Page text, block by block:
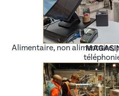
Alimentaire, non alimentaire,